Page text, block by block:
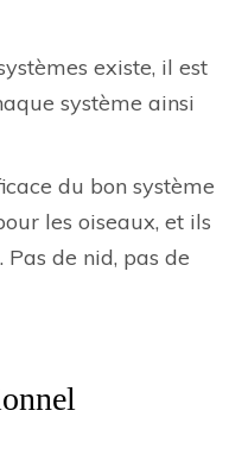
existe, il est
système ainsi
du bon système
les oiseaux, et ils
de nid, pas de